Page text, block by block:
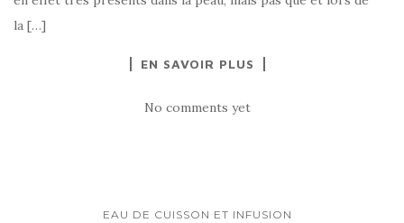
la […]
EN SAVOIR PLUS
No comments yet
EAU DE CUISSON ET INFUSION